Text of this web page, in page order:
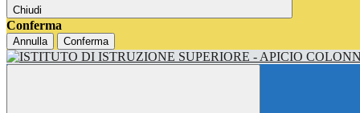
Chiudi
Conferma
Annulla Conferma